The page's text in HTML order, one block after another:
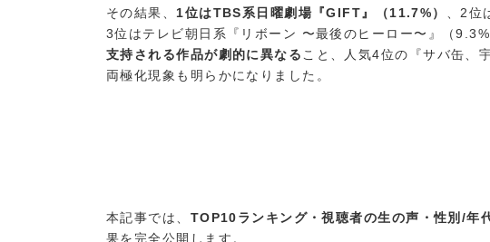
その結果、 1位はTBS系日曜劇場『GIFT』（11.7%）
、2
3位はテレビ朝日系『リボーン 〜最後のヒーロー〜』（
支持される作品が劇的に異なる こと、人気4位の『サバ缶、
両極化現象も明らかになりました。
本記事では、 TOP10ランキング・視聴者の生の声・性別/年
果を完全公開します。